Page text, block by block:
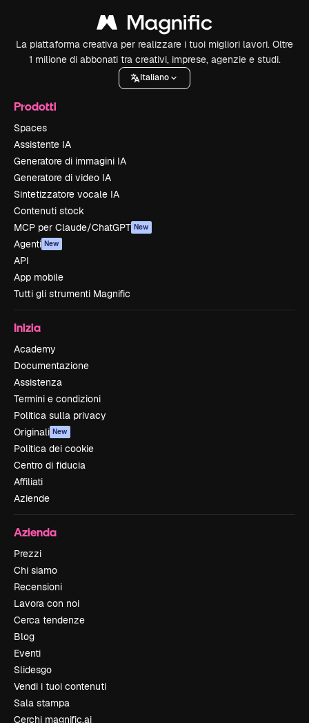
La piattaforma creativa per realizzare i tuoi migliori lavori. Oltre
1 milione di abbonati tra creativi, imprese, agenzie e studi.
Italiano
Prodotti
Spaces
Assistente IA
Generatore di immagini IA
Generatore di video IA
Sintetizzatore vocale IA
Contenuti stock
MCP per Claude/ChatGPT New
Agenti New
API
App mobile
Tutti gli strumenti Magnific
Inizia
Academy
Documentazione
Assistenza
Termini e condizioni
Politica sulla privacy
Originali New
Politica dei cookie
Centro di fiducia
Affiliati
Aziende
Azienda
Prezzi
Chi siamo
Recensioni
Lavora con noi
Cerca tendenze
Blog
Eventi
Slidesgo
Vendi i tuoi contenuti
Sala stampa
Cerchi magnific.ai